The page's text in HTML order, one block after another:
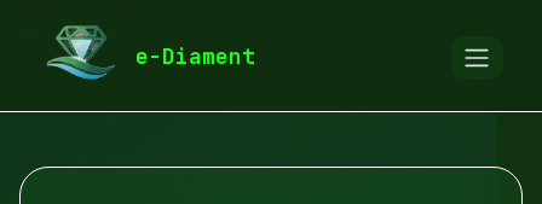
e-Diament
diamentspa.pl
Tekstylia i pozostałe wyposażenie